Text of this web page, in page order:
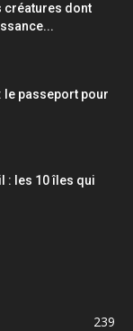
créatures dont
le passeport pour
: les 10 îles qui
239